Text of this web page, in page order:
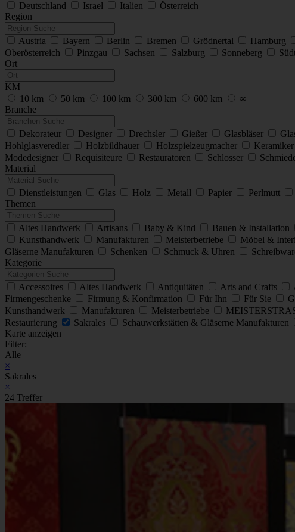
Deutschland Israel Italien
Österreich
Region
Austria Bayern Berlin Bremen Grödnertal Hamburg
Oberösterreich
Pinzgau Sachsen Salzburg Sonneberg
Ort
KM
10 km
50 km 100 km 300 km 600 km
∞
Branche
Dekorateur Designer Drechsler Gießer Glasbläser
Hohlglasveredler
Holzbildhauer Holzspielzeugmacher Keramiker
Modedesigner
Requisiteure Restauratoren Schlosser
Material
Dienstleistungen Glas Holz Metall Papier Perlmutt
Themen
Altes Handwerk Artisans Baby & Kind Bauen & Installation
Kunsthandwerk
Manufakturen Meisterbetriebe Möbel &
Gläserne Manufakturen
Schenken Schmuck & Uhren
Kategorie
Accessoires Altes Handwerk Antiquitäten Arts and Crafts
Firmengeschenke
Firmung & Konfirmation Für Ihn Für Sie
Kunsthandwerk
Manufakturen Meisterbetriebe
Restaurierung
Sakrales Schauwerkstätten & Gläserne Manufakturen
Karte anzeigen
Filter:
Alle
×
Sakrales
×
24 Treffer